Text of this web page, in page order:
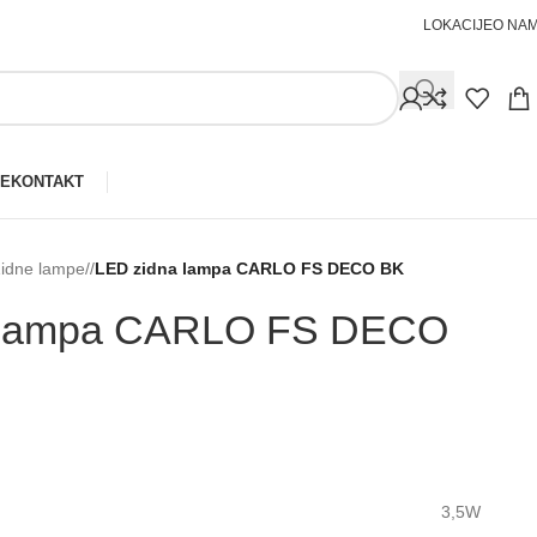
LOKACIJEO
KONTAKT
lampe/ LED zidna lampa CARLO FS DECO BK
CARLO FS DECO
3,5W